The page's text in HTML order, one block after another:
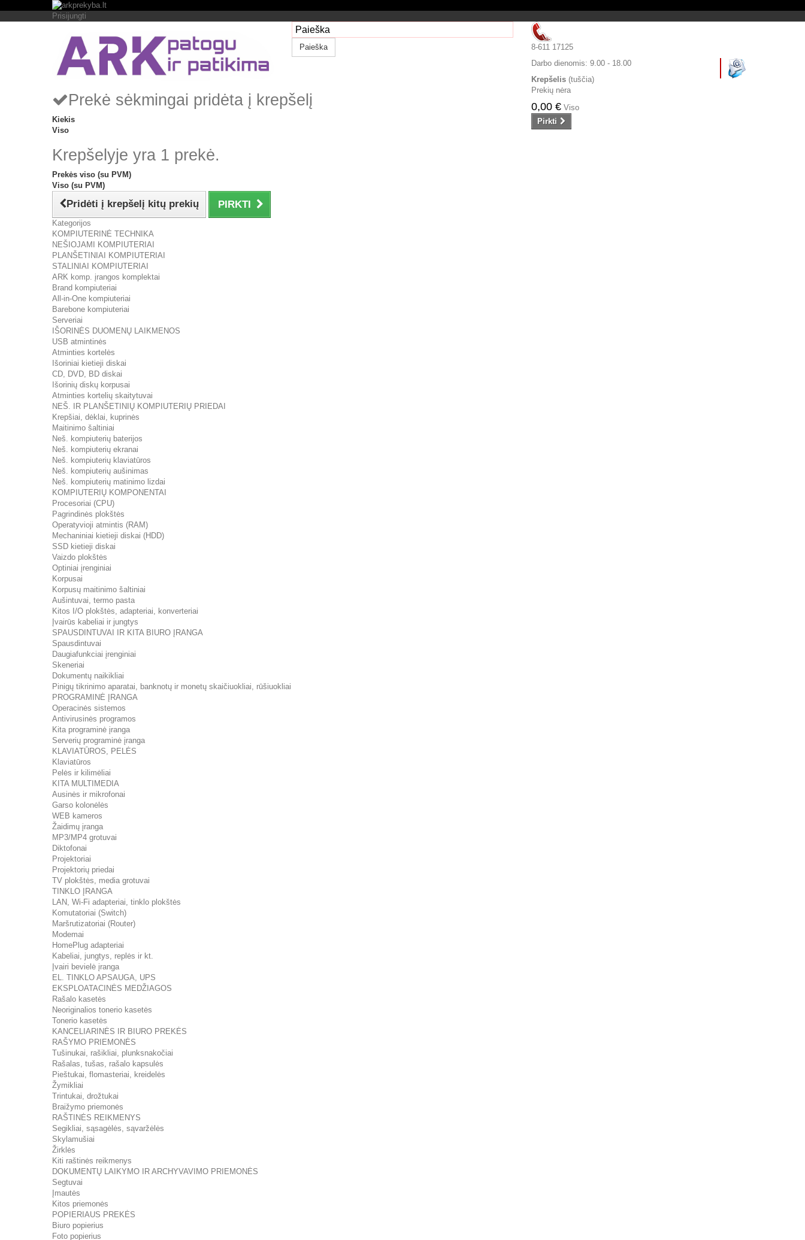
Prisijungti
Paieška
8-611 17125
Darbo dienomis:9.00 - 18.00
Krepšelis (tuščia)
Prekių nėra
0,00 € Viso
Pirkti
Prekė sėkmingai pridėta į krepšelį
Kiekis
Viso
Krepšelyje yra 1 prekė.
Prekės viso (su PVM)
Viso (su PVM)
Pridėti į krepšelį kitų prekių PIRKTI
Kategorijos
KOMPIUTERINĖ TECHNIKA
NEŠIOJAMI KOMPIUTERIAI
PLANŠETINIAI KOMPIUTERIAI
STALINIAI KOMPIUTERIAI
ARK komp. įrangos komplektai
Brand kompiuteriai
All-in-One kompiuteriai
Barebone kompiuteriai
Serveriai
IŠORINĖS DUOMENŲ LAIKMENOS
USB atmintinės
Atminties kortelės
Išoriniai kietieji diskai
CD, DVD, BD diskai
Išorinių diskų korpusai
Atminties kortelių skaitytuvai
NEŠ. IR PLANŠETINIŲ KOMPIUTERIŲ PRIEDAI
Krepšiai, dėklai, kuprinės
Maitinimo šaltiniai
Neš. kompiuterių baterijos
Neš. kompiuterių ekranai
Neš. kompiuterių klaviatūros
Neš. kompiuterių aušinimas
Neš. kompiuterių matinimo lizdai
KOMPIUTERIŲ KOMPONENTAI
Procesoriai (CPU)
Pagrindinės plokštės
Operatyvioji atmintis (RAM)
Mechaniniai kietieji diskai (HDD)
SSD kietieji diskai
Vaizdo plokštės
Optiniai įrenginiai
Korpusai
Korpusų maitinimo šaltiniai
Aušintuvai, termo pasta
Kitos I/O plokštės, adapteriai, konverteriai
Įvairūs kabeliai ir jungtys
SPAUSDINTUVAI IR KITA BIURO ĮRANGA
Spausdintuvai
Daugiafunkciai įrenginiai
Skeneriai
Dokumentų naikikliai
Pinigų tikrinimo aparatai, banknotų ir monetų skaičiuokliai, rūšiuokliai
PROGRAMINĖ ĮRANGA
Operacinės sistemos
Antivirusinės programos
Kita programinė įranga
Serverių programinė įranga
KLAVIATŪROS, PELĖS
Klaviatūros
Pelės ir kilimėliai
KITA MULTIMEDIA
Ausinės ir mikrofonai
Garso kolonėlės
WEB kameros
Žaidimų įranga
MP3/MP4 grotuvai
Diktofonai
Projektoriai
Projektorių priedai
TV plokštės, media grotuvai
TINKLO ĮRANGA
LAN, Wi-Fi adapteriai, tinklo plokštės
Komutatoriai (Switch)
Maršrutizatoriai (Router)
Modemai
HomePlug adapteriai
Kabeliai, jungtys, replės ir kt.
Įvairi bevielė įranga
EL. TINKLO APSAUGA, UPS
EKSPLOATACINĖS MEDŽIAGOS
Rašalo kasetės
Neoriginalios tonerio kasetės
Tonerio kasetės
KANCELIARINĖS IR BIURO PREKĖS
RAŠYMO PRIEMONĖS
Tušinukai, rašikliai, plunksnakočiai
Rašalas, tušas, rašalo kapsulės
Pieštukai, flomasteriai, kreidelės
Žymikliai
Trintukai, drožtukai
Braižymo priemonės
RAŠTINĖS REIKMENYS
Segikliai, sąsagėlės, sąvaržėlės
Skylamušiai
Žirklės
Kiti raštinės reikmenys
DOKUMENTŲ LAIKYMO IR ARCHYVAVIMO PRIEMONĖS
Segtuvai
Įmautės
Kitos priemonės
POPIERIAUS PREKĖS
Biuro popierius
Foto popierius